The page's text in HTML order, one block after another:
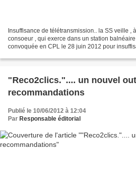
Insuffisance de télétransmission.. la SS veille ,
consoeur , qui exerce dans un station
convoquée en CPL le 28 juin 2012 pour
"Reco2clics.".... un nouvel
recommandations
Publié le 10/06/2012 à 12:04
Par Responsable éditorial